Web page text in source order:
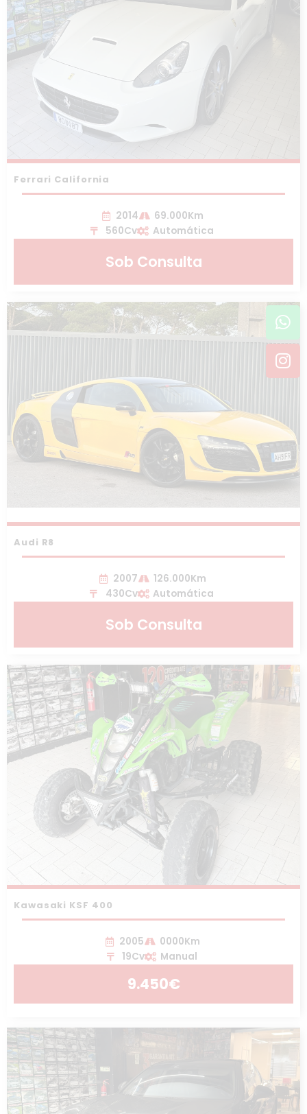
Ferrari California
2014
69.000Km
560Cv
Automática
Sob Consulta
Audi R8
2007
126.000Km
430Cv
Automática
Sob Consulta
Kawasaki KSF 400
2005
0000Km
19Cv
Manual
9.450€